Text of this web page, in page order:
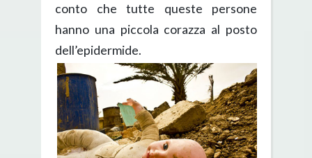
conto che tutte queste persone
hanno una piccola corazza al posto
dell’epidermide.